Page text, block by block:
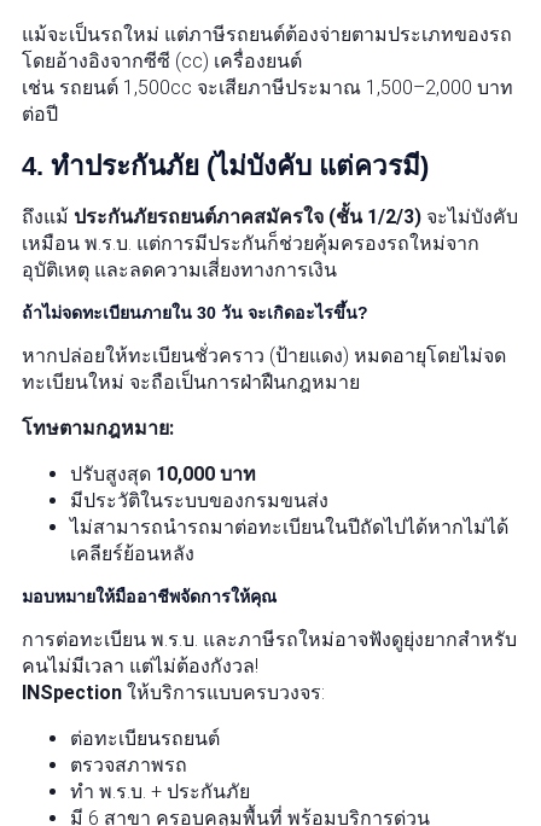
แม้จะเป็นรถใหม่ แต่ภาษีรถยนต์ต้องจ่ายตามประเภทของรถ
โดยอ้างอิงจากซีซี (cc) เครื่องยนต์
เช่น รถยนต์ 1,500cc จะเสียภาษีประมาณ 1,500–2,000 บาท
ต่อปี
4. ทำประกันภัย (ไม่บังคับ แต่ควรมี)
ถึงแม้ ประกันภัยรถยนต์ภาคสมัครใจ (ชั้น 1/2/3) จะไม่บังคับ
เหมือน พ.ร.บ. แต่การมีประกันก็ช่วยคุ้มครองรถใหม่จาก
อุบัติเหตุ และลดความเสี่ยงทางการเงิน
ถ้าไม่จดทะเบียนภายใน 30 วัน จะเกิดอะไรขึ้น?
หากปล่อยให้ทะเบียนชั่วคราว (ป้ายแดง) หมดอายุโดยไม่จด
ทะเบียนใหม่ จะถือเป็นการฝ่าฝืนกฎหมาย
โทษตามกฎหมาย:
ปรับสูงสุด 10,000 บาท
มีประวัติในระบบของกรมขนส่ง
ไม่สามารถนำรถมาต่อทะเบียนในปีถัดไปได้หากไม่ได้
เคลียร์ย้อนหลัง
มอบหมายให้มืออาชีพจัดการให้คุณ
การต่อทะเบียน พ.ร.บ. และภาษีรถใหม่อาจฟังดูยุ่งยากสำหรับ
คนไม่มีเวลา แต่ไม่ต้องกังวล!
INSpection ให้บริการแบบครบวงจร:
ต่อทะเบียนรถยนต์
ตรวจสภาพรถ
ทำ พ.ร.บ. + ประกันภัย
มี 6 สาขา ครอบคลุมพื้นที่ พร้อมบริการด่วน